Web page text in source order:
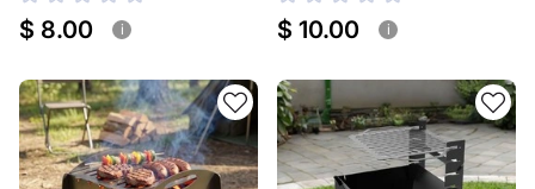
$ 8.00 i $ 10.00 i